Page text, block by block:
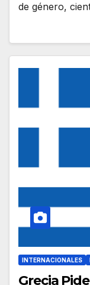
de género,
INTERNACIONALES
Grecia